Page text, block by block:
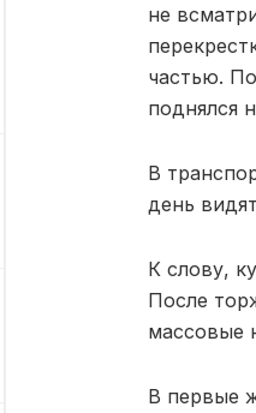
не
частью.
поднялся
В
день
К слову,
После
массовые
В первые